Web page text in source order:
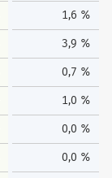
1,6 %
3,9 %
0,7 %
1,0 %
0,0 %
0,0 %